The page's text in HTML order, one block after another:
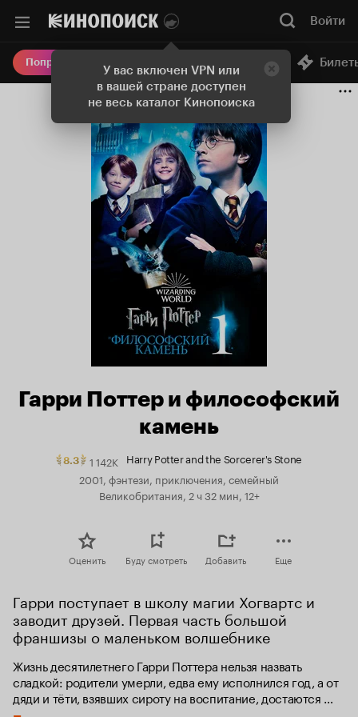
У вас включен VPN или
в вашей стране доступен
не весь каталог Кинопоиска
Войти
Попробовать Плюс Онлайн-кинотеатр
Гарри Поттер и философский
камень
8.3Рейтинг
Кинопоиска
1 142K Harry Potter and the Sorcerer's Stone
2001, фэнтези, приключения, семейный
Великобритания, 2 ч 32 мин, 12+
Оценить Буду смотреть Добавить Еще
Гарри поступает в школу магии Хогвартс и
заводит друзей. Первая часть большой
франшизы о маленьком волшебнике
Жизнь десятилетнего Гарри Поттера нельзя назвать
сладкой: родители умерли, едва ему исполнился год, а от
дяди и тёти, взявших сироту на воспитание, достаются
лишь тычки да подзатыльники. Но в одиннадцатый день